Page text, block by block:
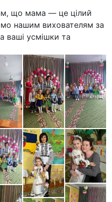
що мама — це цілий
нашим вихователям за
ваші усмішки та